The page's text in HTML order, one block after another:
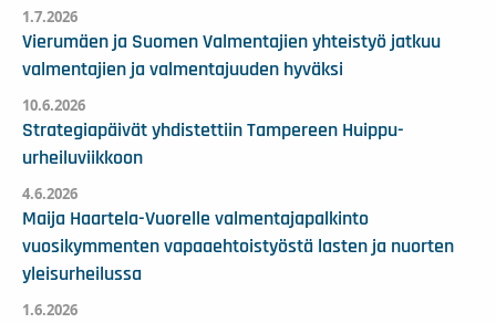
1.7.2026
Vierumäen ja Suomen Valmentajien yhteistyö jatkuu
valmentajien ja valmentajuuden hyväksi
10.6.2026
Strategiapäivät yhdistettiin Tampereen Huippu-
urheiluviikkoon
4.6.2026
Maija Haartela-Vuorelle valmentajapalkinto
vuosikymmenten vapaaehtoistyöstä lasten ja nuorten
yleisurheilussa
1.6.2026